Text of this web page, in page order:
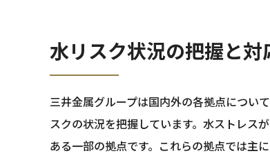
水リスク状況の把握と対
三井金属グループは国内外の各拠点につい
スクの状況を把握しています。水ストレス
ある一部の拠点です。これらの拠点では主